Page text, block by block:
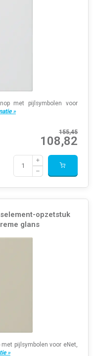
met pijlsymbolen voor
»
155,45
108,82
opzetstuk
glans
pijlsymbolen voor eNet,
»